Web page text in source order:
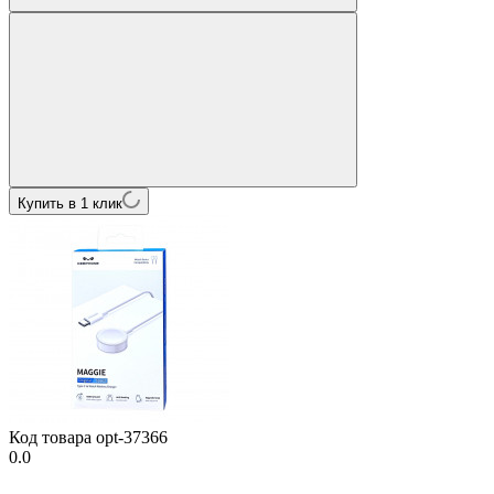
Купить в 1 клик
Код товара opt-37366
0.0